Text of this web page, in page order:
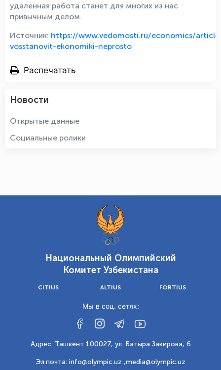
удаленная работа станет для многих из нас
привычным делом.
Источник: https://www.vedomosti.ru/economics/
vosstanovit-ekonomiki-neprosto
Распечатать
Новости
Открытые данные
Социальные ролики
Национальный Олимпийский
Комитет Узбекистана
CITIUS ALTIUS FORTIUS
Мы в соц. сетях:
Адрес: Ташкент 100027, ул. Батыра Закирова, 6
Эл.почта: info@olympic.uz ,media@olympic.uz